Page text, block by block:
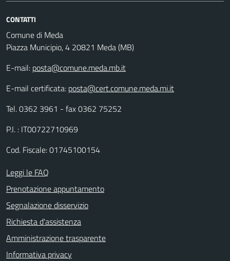
CONTATTI
Comune di Meda
Piazza Municipio, 4 20821 Meda (MB)
E-mail: posta@comune.meda.mb.it
E-mail certificata: posta@cert.comune.meda.mi.it
Tel. 0362 3961 - fax 0362 75252
P.I. : IT00722710969
Cod. Fiscale: 01745100154
Leggi le FAQ
Prenotazione appuntamento
Segnalazione disservizio
Richiesta d'assistenza
Amministrazione trasparente
Informativa privacy